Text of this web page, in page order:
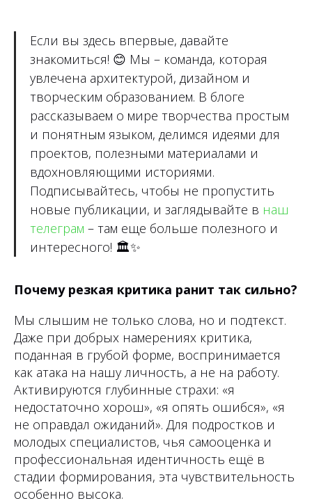
Если вы здесь впервые, давайте
знакомиться! 😊 Мы – команда, которая
увлечена архитектурой, дизайном и
творческим образованием. В блоге
рассказываем о мире творчества простым
и понятным языком, делимся идеями для
проектов, полезными материалами и
вдохновляющими историями.
Подписывайтесь, чтобы не пропустить
новые публикации, и заглядывайте в наш
телеграм – там еще больше полезного и
интересного! 🏛✨
Почему резкая критика ранит так сильно?
Мы слышим не только слова, но и подтекст.
Даже при добрых намерениях критика,
поданная в грубой форме, воспринимается
как атака на нашу личность, а не на работу.
Активируются глубинные страхи: «я
недостаточно хорош», «я опять ошибся», «я
не оправдал ожиданий». Для подростков и
молодых специалистов, чья самооценка и
профессиональная идентичность ещё в
стадии формирования, эта чувствительность
особенно высока.